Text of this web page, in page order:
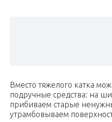
Вместо тяжелого катка
подручные средства: на
прибиваем старые
утрамбовываем